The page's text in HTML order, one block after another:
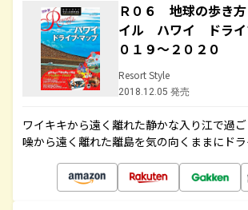
Ｒ０６ 地球の歩き
イル ハワイ ドラ
０１９～２０２０
Resort Style
2018.12.05 発売
ワイキキから遠く離れた静かな入り江で過
噪から遠く離れた離島を気の向くままにド